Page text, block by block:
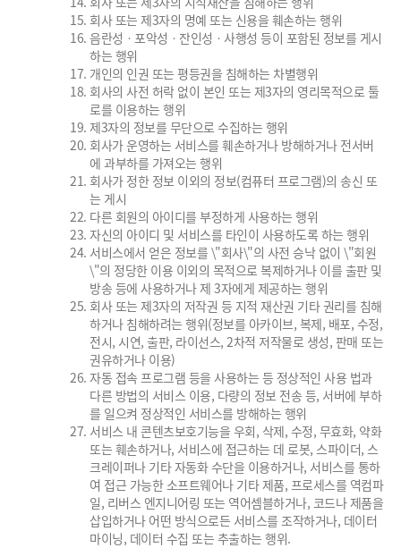
회사 또는 제3자의 명예 또는 신용을 훼손하는 행위
음란성ㆍ포악성ㆍ잔인성ㆍ사행성 등이 포함된 정보를 게시
하는 행위
개인의 인권 또는 평등권을 침해하는 차별행위
회사의 사전 허락 없이 본인 또는 제3자의 영리목적으로 툴
로를 이용하는 행위
제3자의 정보를 무단으로 수집하는 행위
회사가 운영하는 서비스를 훼손하거나 방해하거나 전서버
에 과부하를 가져오는 행위
회사가 정한 정보 이외의 정보(컴퓨터 프로그램)의 송신 또
는 게시
다른 회원의 아이디를 부정하게 사용하는 행위
자신의 아이디 및 서비스를 타인이 사용하도록 하는 행위
서비스에서 얻은 정보를 \"회사\"의 사전 승낙 없이 \"회원
\"의 정당한 이용 이외의 목적으로 복제하거나 이를 출판 및
방송 등에 사용하거나 제 3자에게 제공하는 행위
회사 또는 제3자의 저작권 등 지적 재산권 기타 권리를 침해
하거나 침해하려는 행위(정보를 아카이브, 복제, 배포, 수정,
전시, 시연, 출판, 라이선스, 2차적 저작물로 생성, 판매 또는
권유하거나 이용)
자동 접속 프로그램 등을 사용하는 등 정상적인 사용 법과
다른 방법의 서비스 이용, 다량의 정보 전송 등, 서버에 부하
를 일으켜 정상적인 서비스를 방해하는 행위
서비스 내 콘텐츠보호기능을 우회, 삭제, 수정, 무효화, 약화
또는 훼손하거나, 서비스에 접근하는 데 로봇, 스파이더, 스
크레이퍼나 기타 자동화 수단을 이용하거나, 서비스를 통하
여 접근 가능한 소프트웨어나 기타 제품, 프로세스를 역컴파
일, 리버스 엔지니어링 또는 역어셈블하거나, 코드나 제품을
삽입하거나 어떤 방식으로든 서비스를 조작하거나, 데이터
마이닝, 데이터 수집 또는 추출하는 행위.